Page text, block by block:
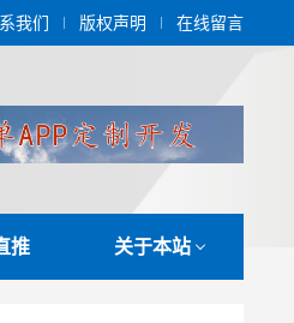
我们 版权声明 在线留言
推 关于本站